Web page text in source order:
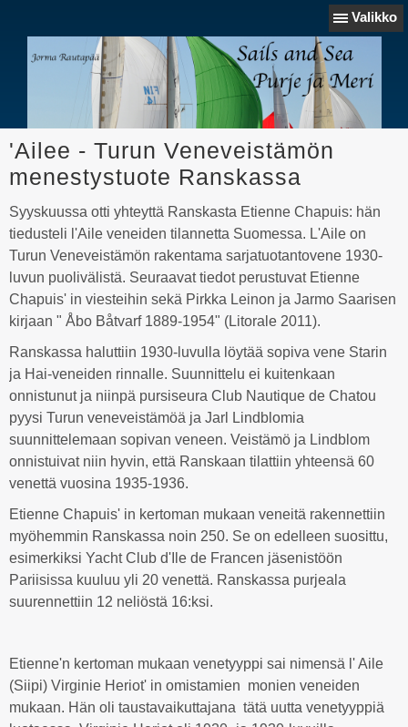
Valikko
'Ailee - Turun Veneveistämön
menestystuote Ranskassa
Syyskuussa otti yhteyttä Ranskasta Etienne Chapuis: hän
tiedusteli l'Aile veneiden tilannetta Suomessa. L'Aile on
Turun Veneveistämön rakentama sarjatuotantovene 1930-
luvun puolivälistä. Seuraavat tiedot perustuvat Etienne
Chapuis' in viesteihin sekä Pirkka Leinon ja Jarmo Saarisen
kirjaan " Åbo Båtvarf 1889-1954" (Litorale 2011).
Ranskassa haluttiin 1930-luvulla löytää sopiva vene Starin
ja Hai-veneiden rinnalle. Suunnittelu ei kuitenkaan
onnistunut ja niinpä pursiseura Club Nautique de Chatou
pyysi Turun veneveistämöä ja Jarl Lindblomia
suunnittelemaan sopivan veneen. Veistämö ja Lindblom
onnistuivat niin hyvin, että Ranskaan tilattiin yhteensä 60
venettä vuosina 1935-1936.
Etienne Chapuis' in kertoman mukaan veneitä rakennettiin
myöhemmin Ranskassa noin 250. Se on edelleen suosittu,
esimerkiksi Yacht Club d'Ile de Francen jäsenistöön
Pariisissa kuuluu yli 20 venettä. Ranskassa purjeala
suurennettiin 12 neliöstä 16:ksi.
Etienne'n kertoman mukaan venetyyppi sai nimensä l' Aile
(Siipi) Virginie Heriot' in omistamien monien veneiden
mukaan. Hän oli taustavaikuttajana tätä uutta venetyyppiä